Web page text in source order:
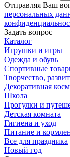
Отправляя Ваш
персональных
Задать вопрос
Каталог
Игрушки и игры
Одежда и обувь
Спортивные
Творчество,
Декоративная
Школа
Прогулки и
Детская комната
Гигиена и уход
Питание и
Все для праздника
Новый год